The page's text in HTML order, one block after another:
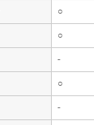
○
○
-
○
-